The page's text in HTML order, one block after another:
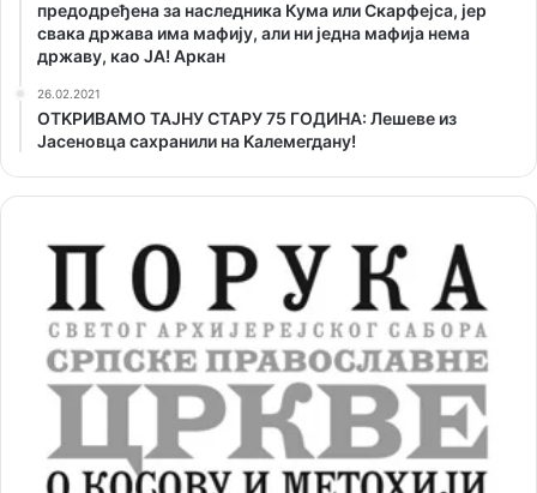
предодређена за наследника Кума или Скарфејса, јер
свака држава има мафију, али ни једна мафија нема
државу, као ЈА! Аркан
26.02.2021
ОТKРИВАМО ТАЈНУ СТАРУ 75 ГОДИНА: Лешеве из
Јасеновца сахранили на Kалемегдану!